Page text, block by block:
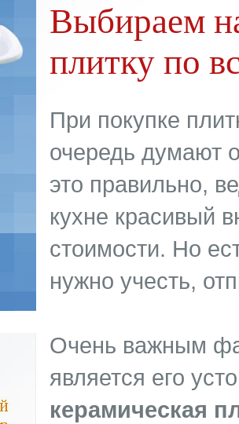
Выбираем
плитку по
При покупке
очередь думают
это правильно,
кухне красивый
стоимости. Но
нужно учесть,
Очень важным
является его
керамическая